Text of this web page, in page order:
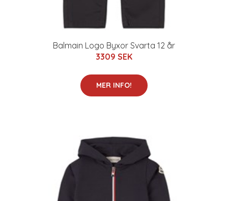
Balmain Logo Byxor Svarta 12 år
3309 SEK
MER INFO!